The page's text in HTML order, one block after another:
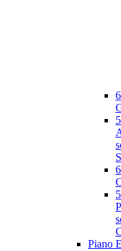
Piano